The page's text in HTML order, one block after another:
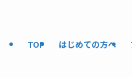
TOP はじめての方へ